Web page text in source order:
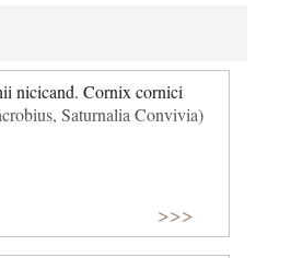
nicicand. Cornix cornici
Saturnalia Convivia)
>>>